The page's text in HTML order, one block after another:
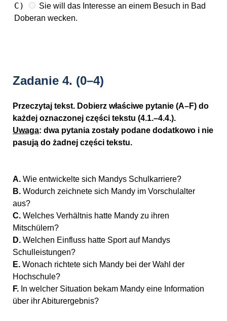
C)
Sie will das Interesse an einem Besuch in Bad
Doberan wecken.
Zadanie 4. (0–4)
Przeczytaj tekst. Dobierz właściwe pytanie (A–F) do
każdej oznaczonej części tekstu (4.1.–4.4.).
Uwaga: dwa pytania zostały podane dodatkowo i nie
pasują do żadnej części tekstu.
A. Wie entwickelte sich Mandys Schulkarriere?
B. Wodurch zeichnete sich Mandy im Vorschulalter
aus?
C. Welches Verhältnis hatte Mandy zu ihren
Mitschülern?
D. Welchen Einfluss hatte Sport auf Mandys
Schulleistungen?
E. Wonach richtete sich Mandy bei der Wahl der
Hochschule?
F. In welcher Situation bekam Mandy eine Information
über ihr Abiturergebnis?